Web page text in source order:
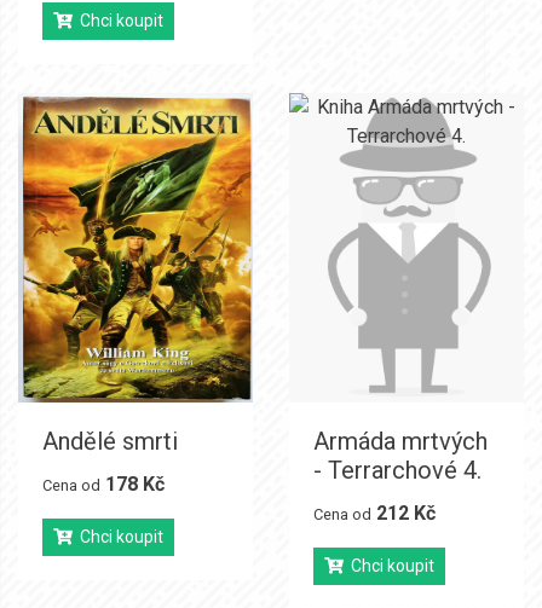
Chci koupit
Andělé smrti
Cena od 178 Kč
Chci koupit
Armáda mrtvých
- Terrarchové 4.
Cena od 212 Kč
Chci koupit